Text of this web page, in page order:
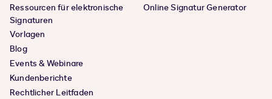
Ressourcen für elektronische
Signaturen
Vorlagen
Blog
Events & Webinare
Kundenberichte
Rechtlicher Leitfaden
Online Signatur Generator